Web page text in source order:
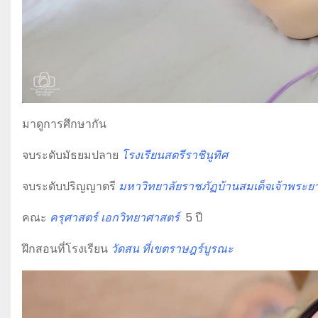
มาดูการศึกษากัน
จบระดับมัธยมปลาย โรงเรียนสตรีราชินูทิศ
จบระดับปริญญาตรี มหาวิทยาลัยราชภัฏบ้านสมเด็จเจ้าพระย
คณะ ครุศาสตร์ เอกวิทยาศาสตร์5 ปี
ฝึกสอนที่โรงเรียน วัดสน ที่เขตราษฎร์บูรณะ